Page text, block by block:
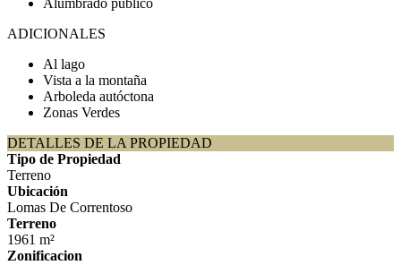
Alumbrado público
ADICIONALES
Al lago
Vista a la montaña
Arboleda autóctona
Zonas Verdes
DETALLES DE LA PROPIEDAD
Tipo de Propiedad
Terreno
Ubicación
Lomas De Correntoso
Terreno
1961 m²
Zonificacion